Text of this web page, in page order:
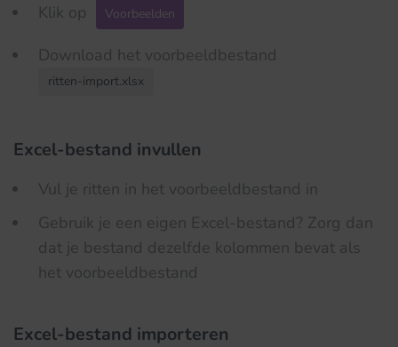
Klik op Voorbeelden
Download het voorbeeldbestand
ritten-import.xlsx
Excel-bestand invullen
Vul je ritten in het voorbeeldbestand in
Gebruik je een eigen Excel-bestand? Zorg dan
dat je bestand dezelfde kolommen bevat als
het voorbeeldbestand
Excel-bestand importeren